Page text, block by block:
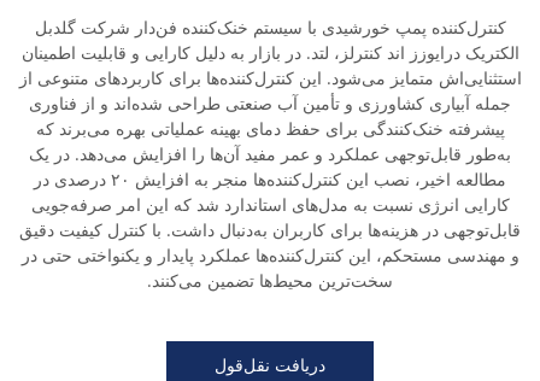
کنترل‌کننده پمپ خورشیدی با سیستم خنک‌کننده فن‌دار شرکت گلدبل
الکتریک درایوزز اند کنترلز، لتد. در بازار به دلیل کارایی و قابلیت اطمینان
استثنایی‌اش متمایز می‌شود. این کنترل‌کننده‌ها برای کاربردهای متنوعی از
جمله آبیاری کشاورزی و تأمین آب صنعتی طراحی شده‌اند و از فناوری
پیشرفته خنک‌کنندگی برای حفظ دمای بهینه عملیاتی بهره می‌برند که
به‌طور قابل‌توجهی عملکرد و عمر مفید آن‌ها را افزایش می‌دهد. در یک
مطالعه اخیر، نصب این کنترل‌کننده‌ها منجر به افزایش ۲۰ درصدی در
کارایی انرژی نسبت به مدل‌های استاندارد شد که این امر صرفه‌جویی
قابل‌توجهی در هزینه‌ها برای کاربران به‌دنبال داشت. با کنترل کیفیت دقیق
و مهندسی مستحکم، این کنترل‌کننده‌ها عملکرد پایدار و یکنواختی حتی در
سخت‌ترین محیط‌ها تضمین می‌کنند.
دریافت نقل‌قول